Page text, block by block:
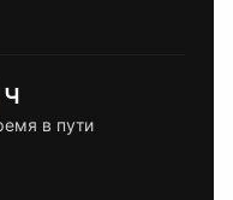
в пути